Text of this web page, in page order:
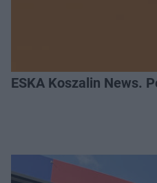
ESKA Koszalin News.